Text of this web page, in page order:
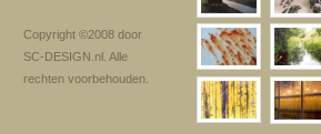
Copyright ©2008 door
SC-DESIGN.nl . Alle
rechten voorbehouden.